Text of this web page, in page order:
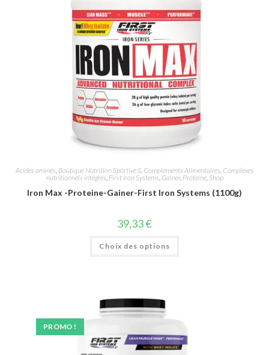
Acides aminés, Boutique Nutrition Sportive & Compléments Alimentaires, Complexes
nutritionnels intégrés, First Iron Systems, Gainer, Proteine, Shop
Iron Max -Proteine-Gainer-First Iron Systems (1100g)
39,33€
Choix des options
PROMO !